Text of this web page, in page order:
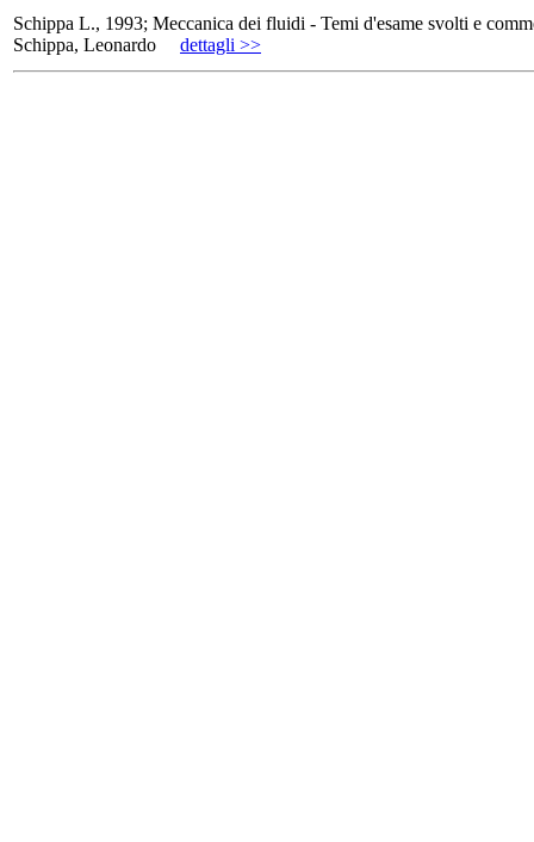
Schippa L., 1993; Meccanica dei fluidi - Temi d'esame svolti e
Schippa, Leonardo
dettagli >>